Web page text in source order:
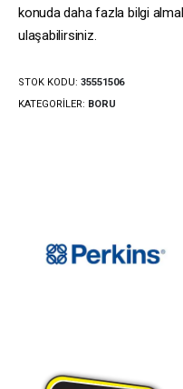
konuda daha fazla bilgi
ulaşabilirsiniz.
STOK KODU: 35551506
KATEGORILER: BORU